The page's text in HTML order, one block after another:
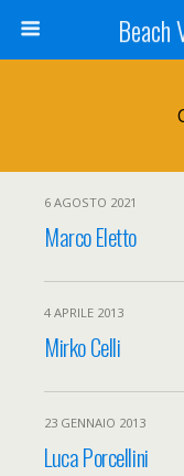
Beach
6 AGOSTO 2021
Marco Eletto
4 APRILE 2013
Mirko Celli
23 GENNAIO 2013
Luca Porcellini